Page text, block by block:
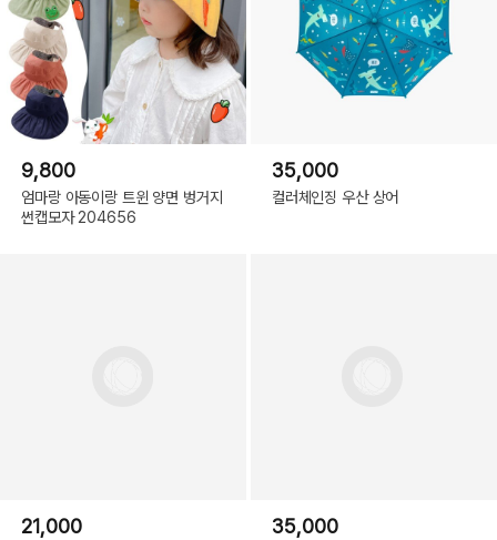
9,800
엄마랑 아동이랑 트윈 양면 벙거지
썬캡모자 204656
35,000
컬러체인징 우산 상어
21,000 35,000